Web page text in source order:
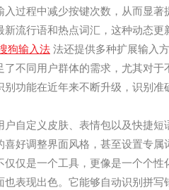
过程中减少按键次数，从而显
流行语和热点词汇，这种动态更
狗输入法法还提供多种扩展输入
不同用户群体的需求，尤其对
功能在近年来不断升级，识别
自定义皮肤、表情包以及快捷
好调整界面风格，甚至设置专属
仅是一个工具，更像是一个个性
表现出色。它能够自动识别拼